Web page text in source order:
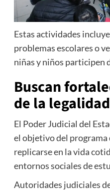
Estas actividades
problemas escolares o
niñas y niños participen
Buscan
de la
El Poder Judicial del
el objetivo del programa
replicarse en la vida
entornos sociales de
Autoridades judiciales